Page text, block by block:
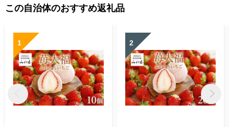
この自治体のおすすめ返礼品
1 2